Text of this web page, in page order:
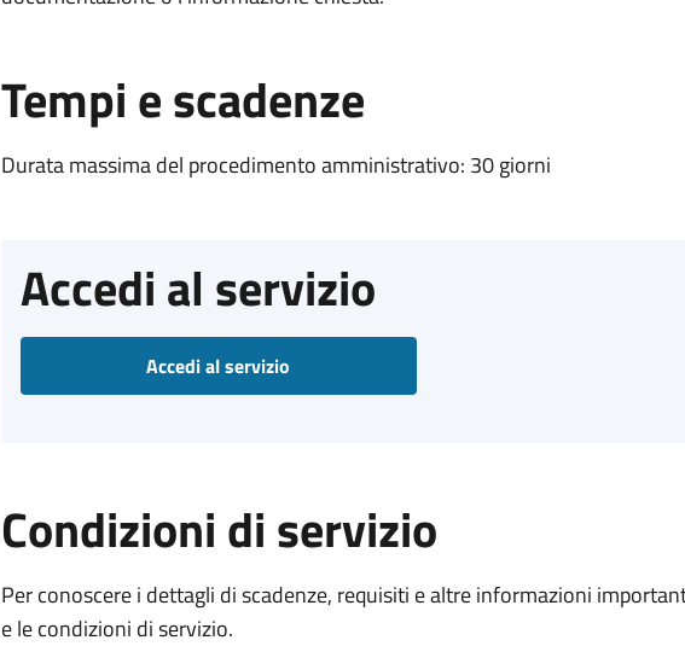
Tempi e scadenze
Durata massima del procedimento amministrativo: 30 giorni
Accedi al servizio
Accedi al servizio
Condizioni di servizio
Per conoscere i dettagli di scadenze, requisiti e altre informazioni
e le condizioni di servizio.